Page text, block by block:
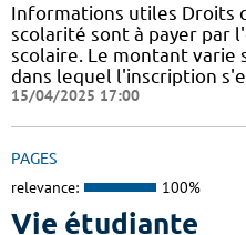
Informations utiles Droits
scolarité sont à payer par
scolaire. Le montant
dans lequel l'inscription
15/04/2025 17:00
PAGES
relevance: 100%
Vie étudiante